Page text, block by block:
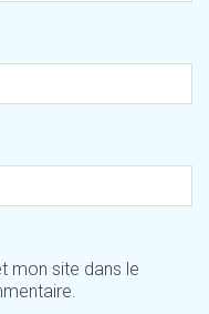
mon site dans le